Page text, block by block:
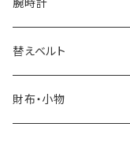
腕時計
ELGIN
SALVATORE MARRA
替えベルト
COACH
財布・小物